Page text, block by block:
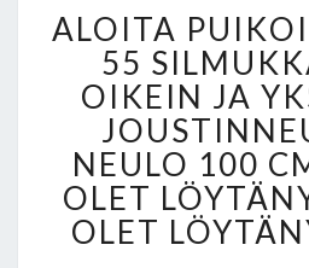
L
O
I
T
P
U
I
K
ALOITA
55
OIKEIN JA
NEULO 100
OLET
OLET